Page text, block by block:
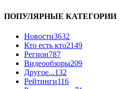
ПОПУЛЯРНЫЕ КАТЕГОРИИ
Новости3632
Кто есть кто2149
Регион787
Видеообзоры209
Другое...132
Рейтинги116